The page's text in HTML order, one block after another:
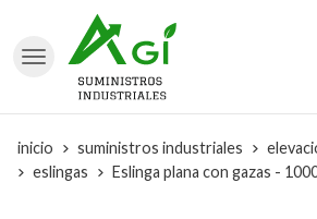
inicio suministros industriales
eslingas
Eslinga plana con gazas -